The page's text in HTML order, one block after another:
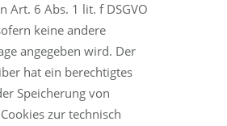
Art. 6 Abs. 1 lit. f DSGVO
keine andere
angegeben wird. Der
hat ein berechtigtes
Speicherung von
zur technisch